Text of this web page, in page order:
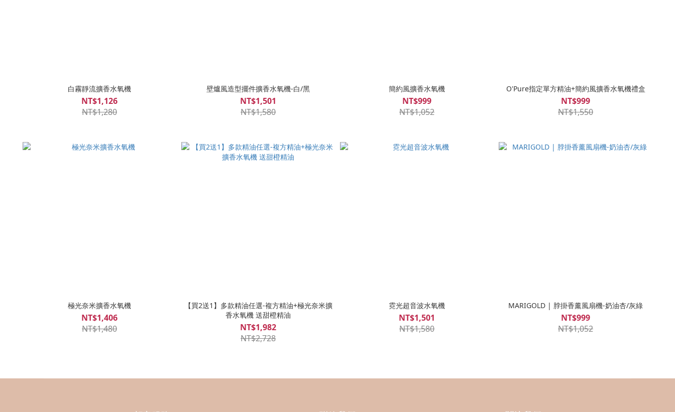
白霧靜流擴香水氧機
NT$1,126
NT$1,280
壁爐風造型擺件擴香水氧機-白/黑
NT$1,501
NT$1,580
簡約風擴香水氧機
NT$999
NT$1,052
O'Pure指定單方精油+簡約風擴香水氧機禮盒
NT$999
NT$1,550
極光奈米擴香水氧機
NT$1,406
NT$1,480
【買2送1】多款精油任選-複方精油+極光奈米擴
香水氧機 送甜橙精油
NT$1,982
NT$2,728
霓光超音波水氧機
NT$1,501
NT$1,580
MARIGOLD | 脖掛香薰風扇機-奶油杏/灰綠
NT$999
NT$1,052